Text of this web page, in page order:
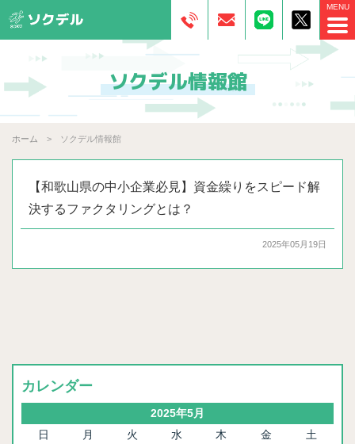
ソクデル情報館
ホーム ソクデル情報館
【和歌山県の中小企業必見】資金繰りをスピード解
決するファクタリングとは？
2025年05月19日
カレンダー
2025年5月
日
月 火 水 木 金 土